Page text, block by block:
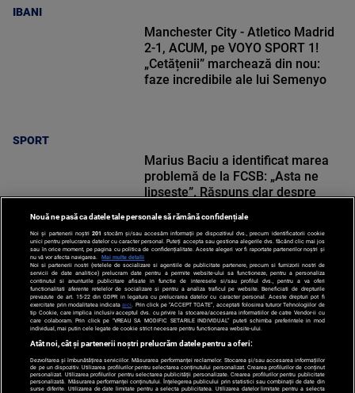
IBANI
SPORT
Manchester City - Atletico Madrid
2-1, ACUM, pe VOYO SPORT 1!
„Cetățenii” marchează din nou:
faze incredibile ale lui Semenyo
SPORT
Marius Baciu a identificat marea
problemă de la FCSB: „Asta ne
lipsește”. Răspuns clar despre
adâncul sufletului”
Nouă ne pasă ca datele tale personale să rămână confidențiale
Noi și partenerii noștri 201 stocăm și/sau accesăm informații pe dispozitivul dvs., precum identificatorii cookie
unici pentru prelucrarea datelor cu caracter personal. Puteți accepta sau gestiona alegerile dvs. făcând clic mai jos
sau în orice moment, pe pagina cu politica de confidențialitate. Aceste alegeri vor fi raportate partenerilor noștri și
nu vă vor afecta navigarea.
Mai multe detalii
Noi si partenerii nostri (retelele de socializare si agentiile de publicitate partenere, precum si furnizorii nostri de
servicii de date analitice) prelucram date pentru a permite website-ului sa functioneze, pentru a personaliza
continutul si anunturile publicitare afisate in functie de interesele si/sau profilul dvs., pentru a va oferi
functionalitati aferente retelelor de socializare si pentru a analiza traficul pe website. Beneficiati de drepturile
prevazute de art. 15-22 din GDPR in legatura cu prelucrarea datelor cu caracter personal. Aceste drepturi pot fi
exercitate prin modalitatea indicataaici . Prin click pe “ACCEPT TOATE”, acceptati folosirea tuturor Tehnologiilor de
tip Cookie, care implica inclusiv acceptul dvs. cu privire la stocarea/accesarea informatiilor de catre Vendor-ii cu
care colaboram. Prin click pe “VREAU SA MODIFIC SETARILE INDIVIDUAL” puteti schimba preferintele in mod
individual, mai putin cele legate de cookie strict necesare pentru functionarea website-ului.
Atât noi, cât și partenerii noștri prelucrăm datele pentru a oferi:
Dezvoltarea și îmbunătățirea serviciilor. Măsurarea performanței reclamelor. Stocarea și/sau accesarea informațiilor
de pe un dispozitiv. Utilizarea profilurilor pentru selectarea conținutului personalizat. Crearea profilurilor de conținut
personalizat. Utilizarea profilurilor pentru selectarea publicității personalizate. Crearea profilurilor pentru publicitate
personalizată. Măsurarea performanței conținutului. Înțelegerea publicului prin statistici sau combinații de date din
surse diferite. Utilizarea de date limitate pentru a selecta publicitatea. Utilizarea datelor limitate pentru a selecta